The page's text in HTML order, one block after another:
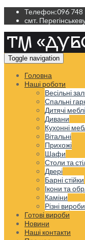
Телефон:096 748
смт. Перегінське
Toggle navigation
Головна
Наші роботи
Весільні
Спальні
Дитячі меблі
Дивани
Кухонні
Вітальні
Прихожі
Шафи
Столи та
Двері
Барні стійки
Ікони та
Каміни
Різні
Готові вироби
Новини
Наші контакти